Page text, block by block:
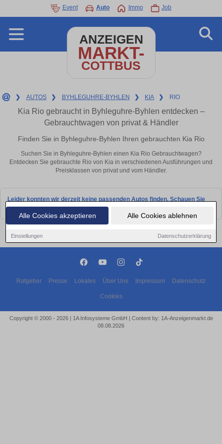
Alle Cookies akzeptieren Alle Cookies ablehnen
Einstellungen Datenschutzerklärung
Event Auto Immo Job
ANZEIGEN
MARKT-
COTTBUS
❯ AUTOS ❯ BYHLEGUHRE-BYHLEN ❯ KIA ❯ RIO
Kia Rio gebraucht in Byhleguhre-Byhlen entdecken –
Gebrauchtwagen von privat & Händler
Finden Sie in Byhleguhre-Byhlen Ihren gebrauchten Kia Rio
Suchen Sie in Byhleguhre-Byhlen einen Kia Rio Gebrauchtwagen?
Entdecken Sie gebrauchte Rio von Kia in verschiedenen Ausführungen und
Preisklassen von privat und vom Händler.
Leider konnten wir derzeit keine passenden Autos finden. Schauen Sie
bald wieder vorbei!
Ratgeber Presse Lokales Über Uns Impressum Datenschutz
Cookies
Copyright © 2000 - 2026 | 1A Infosysteme GmbH | Content by: 1A-Anzeigenmarkt.de
08.08.2026